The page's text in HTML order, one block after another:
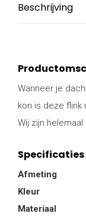
Beschrijving
Wanneer je
kon is deze flink
Wij zijn
Specificaties
Afmeting
Kleur
Materiaal